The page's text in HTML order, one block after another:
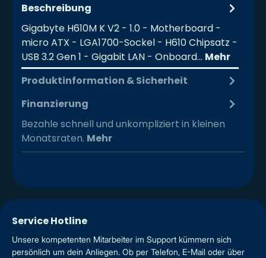
Beschreibung
Gigabyte H610M K V2 - 1.0 - Motherboard -
micro ATX - LGA1700-Sockel - H610 Chipsatz -
USB 3.2 Gen 1 - Gigabit LAN - Onboard… Mehr
Produktinformation & Sicherheit
Finanzierung
Bezahle schnell und unkompliziert in kleinen
Monatsraten. Mehr
Service Hotline
Unsere kompetenten Mitarbeiter im Support kümmern sich
persönlich um dein Anliegen. Ob per Telefon, E-Mail oder über